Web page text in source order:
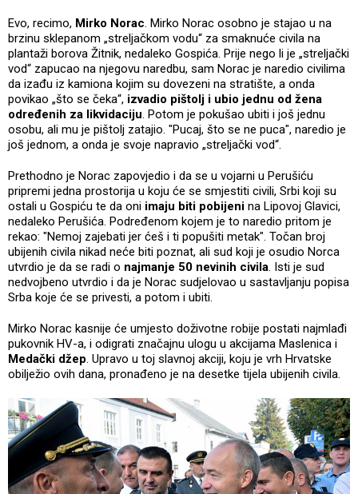
Evo, recimo, Mirko Norac. Mirko Norac osobno je stajao u na
brzinu sklepanom „streljačkom vodu“ za smaknuće civila na
plantaži borova Žitnik, nedaleko Gospića. Prije nego li je „streljački
vod“ zapucao na njegovu naredbu, sam Norac je naredio civilima
da izađu iz kamiona kojim su dovezeni na stratište, a onda
povikao „što se čeka“, izvadio pištolj i ubio jednu od žena
određenih za likvidaciju. Potom je pokušao ubiti i još jednu
osobu, ali mu je pištolj zatajio. "Pucaj, što se ne puca", naredio je
još jednom, a onda je svoje napravio „streljački vod“.
Prethodno je Norac zapovjedio i da se u vojarni u Perušiću
pripremi jedna prostorija u koju će se smjestiti civili, Srbi koji su
ostali u Gospiću te da oni imaju biti pobijeni na Lipovoj Glavici,
nedaleko Perušića. Podređenom kojem je to naredio pritom je
rekao: "Nemoj zajebati jer ćeš i ti popušiti metak". Točan broj
ubijenih civila nikad neće biti poznat, ali sud koji je osudio Norca
utvrdio je da se radi o najmanje 50 nevinih civila. Isti je sud
nedvojbeno utvrdio i da je Norac sudjelovao u sastavljanju popisa
Srba koje će se privesti, a potom i ubiti.
Mirko Norac kasnije će umjesto doživotne robije postati najmlađi
pukovnik HV-a, i odigrati značajnu ulogu u akcijama Maslenica i
Medački džep. Upravo u toj slavnoj akciji, koju je vrh Hrvatske
obilježio ovih dana, pronađeno je na desetke tijela ubijenih civila.